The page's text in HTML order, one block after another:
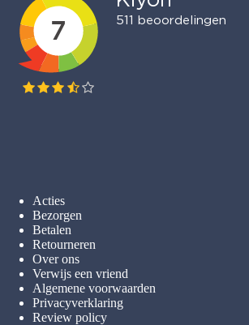
Acties
Bezorgen
Betalen
Retourneren
Over ons
Verwijs een vriend
Algemene voorwaarden
Privacyverklaring
Review policy